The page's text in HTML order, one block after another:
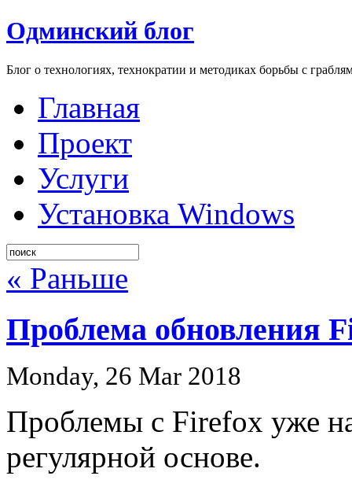
Одминский блог
Блог о технологиях, технократии и методиках борьбы с
Главная
Проект
Услуги
Установка Windows
« Раньше
Проблема обновления
Monday, 26 Mar 2018
Проблемы с Firefox уже
регулярной основе.